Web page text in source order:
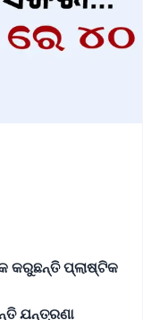
କରୁଛନ୍ତି ପ୍ଲାଷ୍ଟିକ
ଯନ୍ତ୍ରଣା